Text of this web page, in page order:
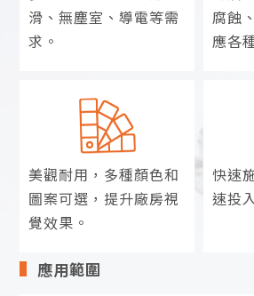
滑、無塵室、導電等需
求。
腐蝕
應各
美觀耐用，多種顏色和
圖案可選，提升廠房視
覺效果。
快速
速投
應用範圍